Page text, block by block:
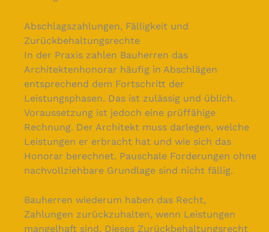
Abschlagszahlungen, Fälligkeit und
Zurückbehaltungsrechte
In der Praxis zahlen Bauherren das
Architektenhonorar häufig in Abschlägen
entsprechend dem Fortschritt der
Leistungsphasen. Das ist zulässig und üblich.
Voraussetzung ist jedoch eine prüffähige
Rechnung. Der Architekt muss darlegen, welche
Leistungen er erbracht hat und wie sich das
Honorar berechnet. Pauschale Forderungen ohne
nachvollziehbare Grundlage sind nicht fällig.
Bauherren wiederum haben das Recht,
Zahlungen zurückzuhalten, wenn Leistungen
mangelhaft sind. Dieses Zurückbehaltungsrecht